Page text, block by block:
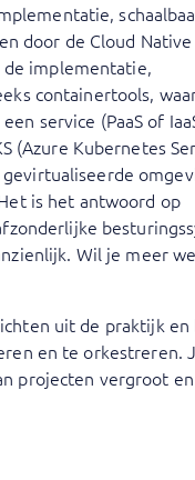
door de Cloud Native
implementatie,
containertools,
service (PaaS of
(Azure Kubernetes
is het antwoord op
Wil je meer
uit de praktijk en
en te orkestreren.
projecten vergroot